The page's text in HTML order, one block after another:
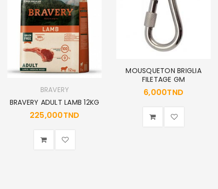
BRAVERY
BRAVERY ADULT LAMB 12KG
225,000TND
MOUSQUETON BRIGLIA
FILETAGE GM
6,000TND